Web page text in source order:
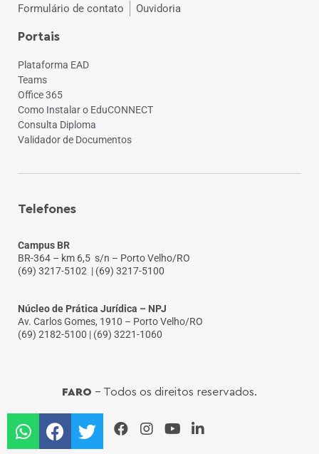
Formulário de contato Ouvidoria
Portais
Plataforma EAD
Teams
Office 365
Como Instalar o EduCONNECT
Consulta Diploma
Validador de Documentos
Telefones
Campus BR
BR-364 – km 6,5 s/n – Porto Velho/RO
(69) 3217-5102 | (69) 3217-5100
Núcleo de Prática Jurídica – NPJ
Av. Carlos Gomes, 1910 – Porto Velho/RO
(69) 2182-5100 | (69) 3221-1060
FARO - Todos os direitos reservados.